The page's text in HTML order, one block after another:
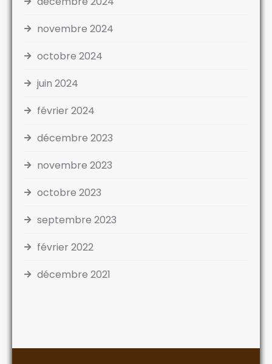
novembre 2024
octobre 2024
juin 2024
février 2024
décembre 2023
novembre 2023
octobre 2023
septembre 2023
février 2022
décembre 2021